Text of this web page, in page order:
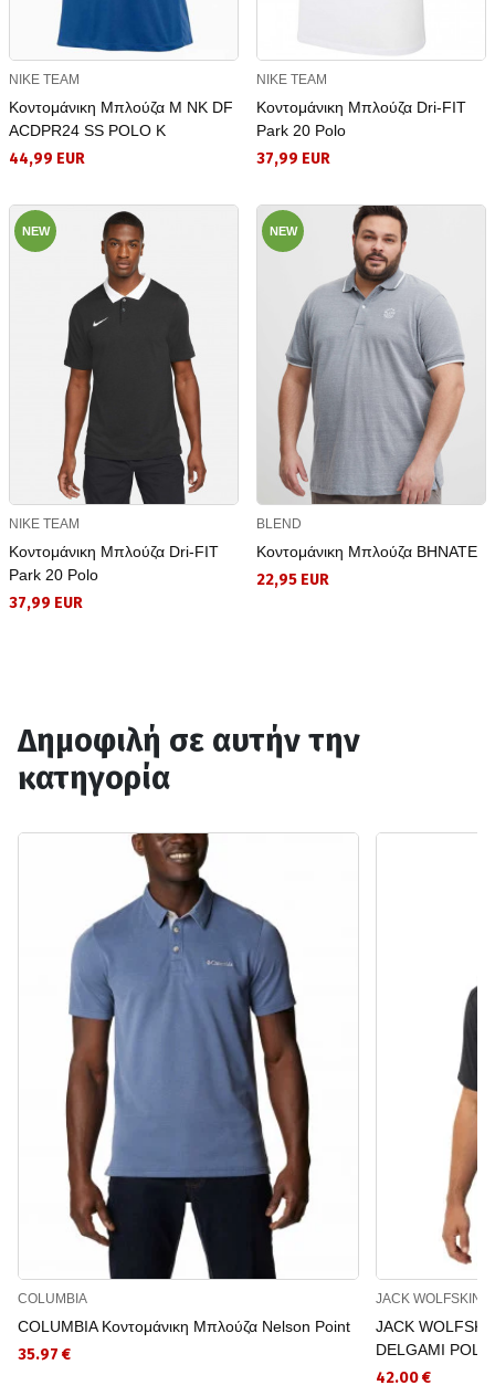
NIKE TEAM
Κοντομάνικη Μπλούζα M NK DF
ACDPR24 SS POLO K
44,99 EUR
NIKE TEAM
Κοντομάνικη Μπλούζα Dri-FIT
Park 20 Polo
37,99 EUR
NEW
NIKE TEAM
Κοντομάνικη Μπλούζα Dri-FIT
Park 20 Polo
37,99 EUR
NEW
BLEND
Κοντομάνικη Μπλούζα BHNATE
22,95 EUR
Δημοφιλή σε αυτήν την
κατηγορία
COLUMBIA
COLUMBIA Κοντομάνικη Μπλούζα Nelson Point
35.97 €
JACK WOLFSKIN
JACK
DELGAMI
42.00 €